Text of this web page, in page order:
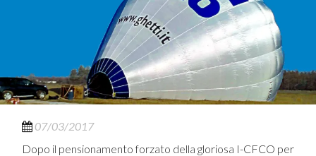
07/03/2017
Dopo il pensionamento forzato della gloriosa I-CFCO per